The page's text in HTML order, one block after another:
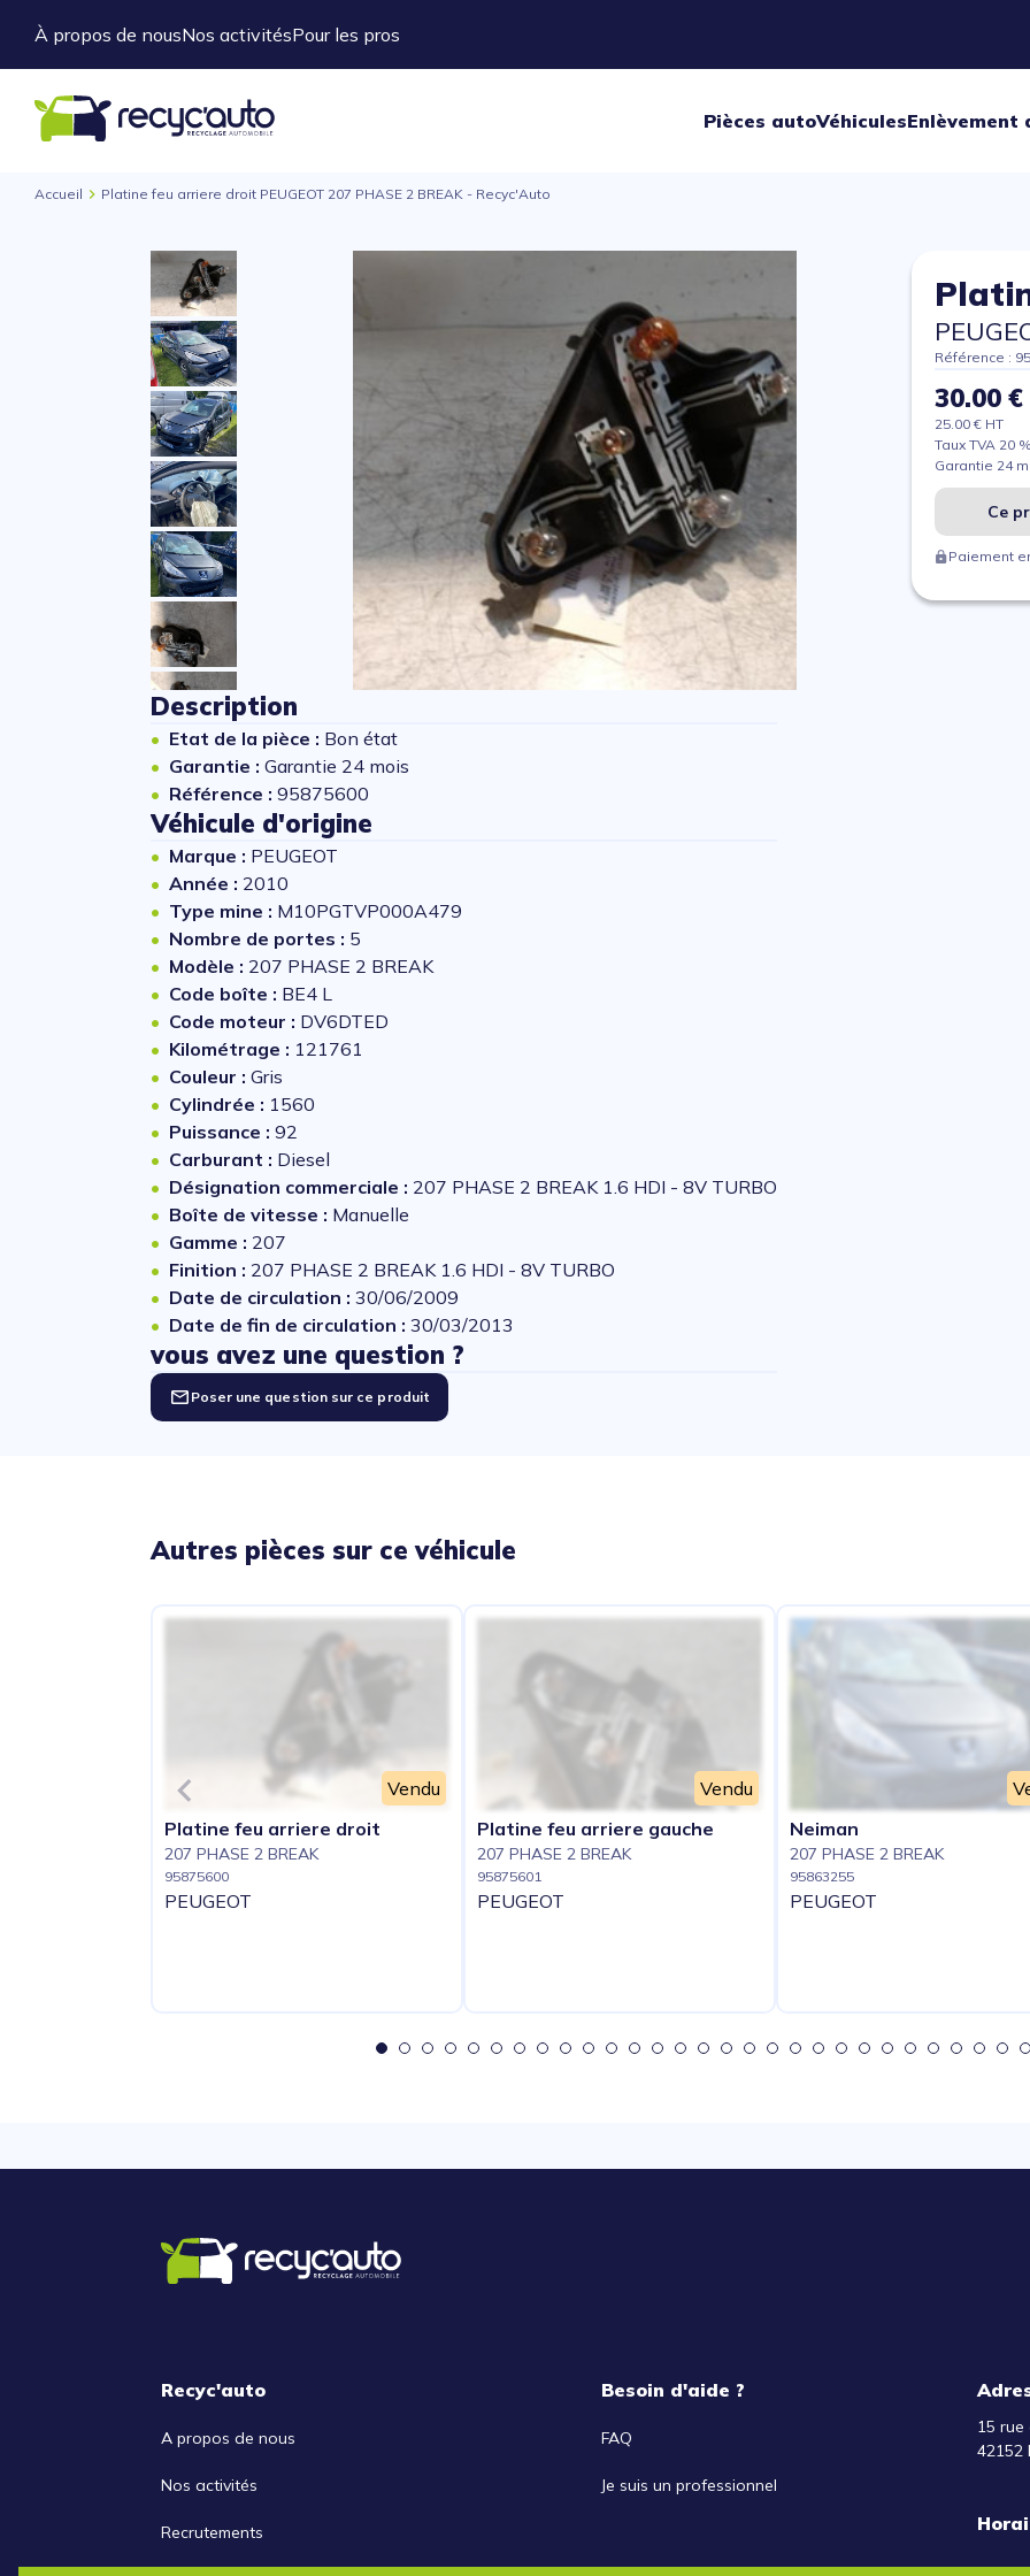
À propos de nousNos activitésPour les pros
Pièces autoVéhicules
Accueil Platine feu arriere droit PEUGEOT 207 PHASE 2 BREAK - Recyc'Auto
Description
Etat de la pièce : Bon état
Garantie : Garantie 24 mois
Référence : 95875600
Véhicule d'origine
Marque : PEUGEOT
Année : 2010
Type mine : M10PGTVP000A479
Nombre de portes : 5
Modèle : 207 PHASE 2 BREAK
Code boîte : BE4 L
Code moteur : DV6DTED
Kilométrage : 121761
Couleur : Gris
Cylindrée : 1560
Puissance : 92
Carburant : Diesel
Désignation commerciale : 207 PHASE 2 BREAK 1.6 HDI - 8V TURBO
Boîte de vitesse : Manuelle
Gamme : 207
Finition : 207 PHASE 2 BREAK 1.6 HDI - 8V TURBO
Date de circulation : 30/06/2009
Date de fin de circulation : 30/03/2013
vous avez une question ?
Poser une question sur ce produit
Référence :
30.00 €
25.00 € HT
Taux TVA 20 %
Garantie 24
Ce
Paiement
Autres pièces sur ce véhicule
Vendu
Platine feu arriere droit
207 PHASE 2 BREAK
95875600
PEUGEOT
Vendu
Platine feu arriere gauche
207 PHASE 2 BREAK
95875601
PEUGEOT
Neiman
207 PHASE 2 BREAK
95863255
PEUGEOT
Recyc'auto
A propos de nous
Nos activités
Recrutements
Besoin d'aide ?
FAQ
Je suis un professionnel
15 rue
42152